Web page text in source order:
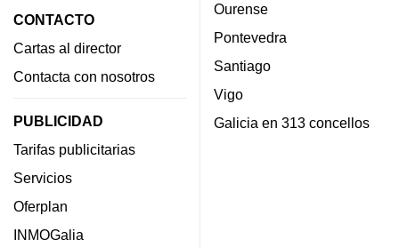
CONTACTO
Cartas al director
Contacta con nosotros
PUBLICIDAD
Tarifas publicitarias
Servicios
Oferplan
INMOGalia
Ourense
Pontevedra
Santiago
Vigo
Galicia en 313 concellos